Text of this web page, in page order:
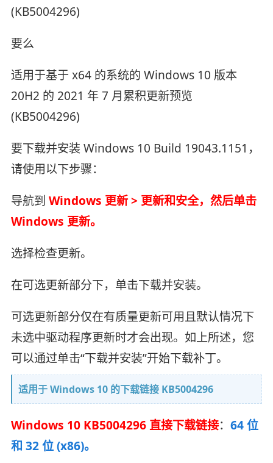
(KB5004296)
要么
适用于基于 x64 的系统的 Windows 10 版本
20H2 的 2021 年 7 月累积更新预览
(KB5004296)
要下载并安装 Windows 10 Build 19043.1151，
请使用以下步骤：
导航到 Windows 更新 > 更新和安全，然后单击
Windows 更新。
选择检查更新。
在可选更新部分下，单击下载并安装。
可选更新部分仅在有质量更新可用且默认情况下
未选中驱动程序更新时才会出现。如上所述，您
可以通过单击“下载并安装”开始下载补丁。
适用于 Windows 10 的下载链接 KB5004296
Windows 10 KB5004296 直接下载链接： 64 位
和 32 位 (x86)。